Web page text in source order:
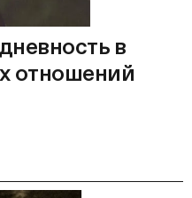
в
отношений